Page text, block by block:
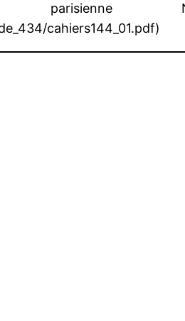
cahiers144_01.pdf)